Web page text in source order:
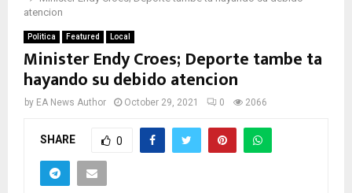
atencion
Politica Featured Local
Minister Endy Croes; Deporte tambe ta
hayando su debido atencion
by EA News Author October 29, 2021 0 2066
SHARE 0